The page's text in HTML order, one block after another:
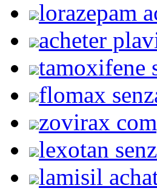
lorazepam
acheter
tamoxifene
flomax
zovirax
lexotan
lamisil